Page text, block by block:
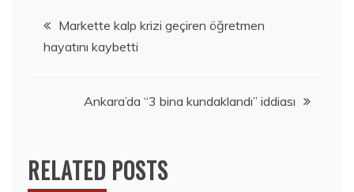
Yazı
gezinmesi
Markette kalp krizi geçiren öğretmen
hayatını kaybetti
Ankara’da “3 bina kundaklandı” iddiası
RELATED POSTS